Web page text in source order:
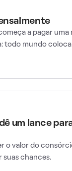
a pagar uma
todo mundo
um lance
o valor do
suas chances.